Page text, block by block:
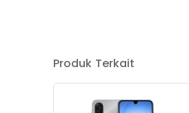
Produk Terkait